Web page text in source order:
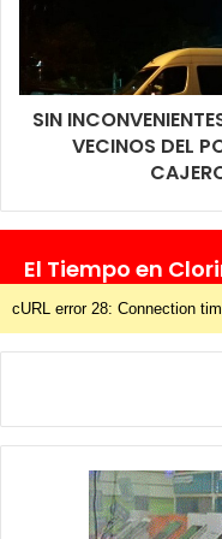
SIN
VECINOS DEL
El Tiempo en
cURL error 28: Connection